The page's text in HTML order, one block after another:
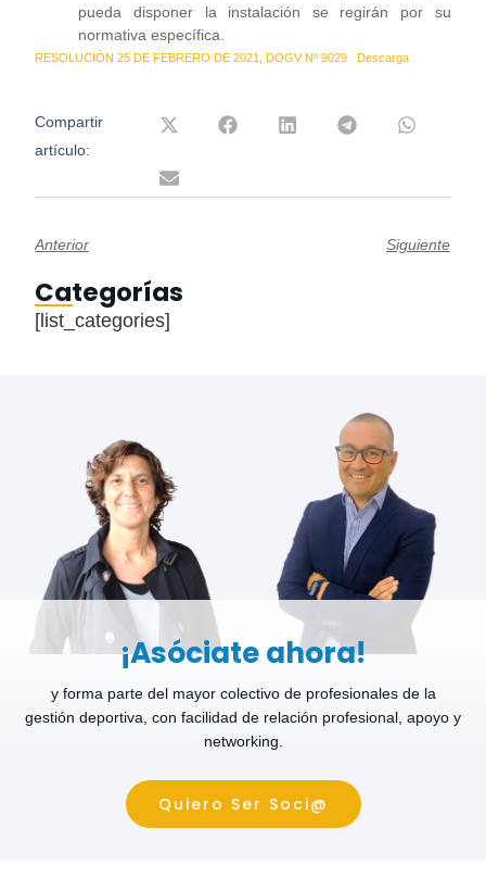
pueda disponer la instalación se regirán por su
normativa específica.
RESOLUCIÓN 25 DE FEBRERO DE 2021, DOGV Nº 9029 Descarga
Compartir
artículo:
Anterior Siguiente
Categorías
[list_categories]
¡Asóciate ahora!
y forma parte del mayor colectivo de profesionales de la
gestión deportiva, con facilidad de relación profesional, apoyo y
networking.
Quiero Ser Soci@